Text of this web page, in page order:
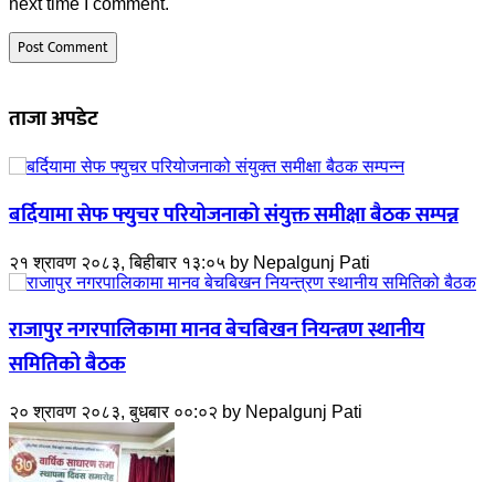
ताजा अपडेट
बर्दियामा सेफ फ्युचर परियोजनाको संयुक्त समीक्षा बैठक सम्पन्न
२१ श्रावण २०८३, बिहीबार १३:०५ by Nepalgunj Pati
राजापुर नगरपालिकामा मानव बेचबिखन नियन्त्रण स्थानीय
समितिको बैठक
२० श्रावण २०८३, बुधबार ००:०२ by Nepalgunj Pati